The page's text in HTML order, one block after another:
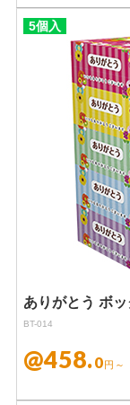
5個入
ありがとう ボ
BT-014
@458.0 円～